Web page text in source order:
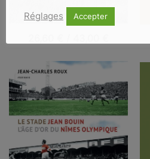
Réglages Accepter